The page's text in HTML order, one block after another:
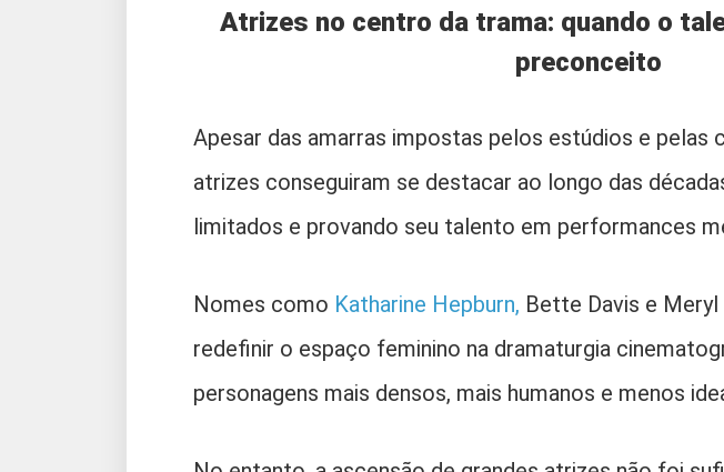
Atrizes no centro da trama: quando o
preconceito
Apesar das amarras impostas pelos estúdios e pelas
atrizes conseguiram se destacar ao longo das
limitados e provando seu talento em performances
Nomes como Katharine Hepburn, Bette Davis e
redefinir o espaço feminino na dramaturgia
personagens mais densos, mais humanos e menos